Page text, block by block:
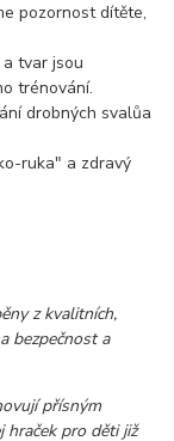
pozornost dítěte,
tvar jsou
trénování.
drobných svalůa
ruka" a zdravý
z kvalitních,
bezpečnost a
přísným
hraček pro děti již